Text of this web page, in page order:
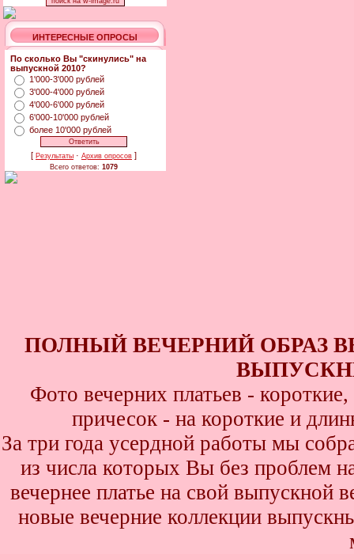
ИНТЕРЕСНЫЕ ОПРОСЫ
По сколько Вы "скинулись" на
выпускной 2010?
1'000-3'000 рублей
3'000-4'000 рублей
4'000-6'000 рублей
6'000-10'000 рублей
более 10'000 рублей
[ Результаты · Архив опросов ]
Всего ответов: 1079
ПОЛНЫЙ ВЕЧЕРНИЙ ОБРАЗ
Фото вечерних платьев -
причесок - на короткие и
За три года усердной работы мы
из числа которых Вы без проблем
вечернее платье на свой выпускной
новые вечерние коллекции